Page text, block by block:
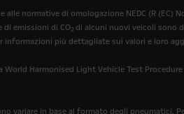
alle normative di omologazione NEDC (R (EC)
emissioni di CO2 di alcuni nuovi veicoli sono
informazioni più dettagliate sui valori e loro
Harmonised Light Vehicle Test
variare in base al formato degli pneumatici.